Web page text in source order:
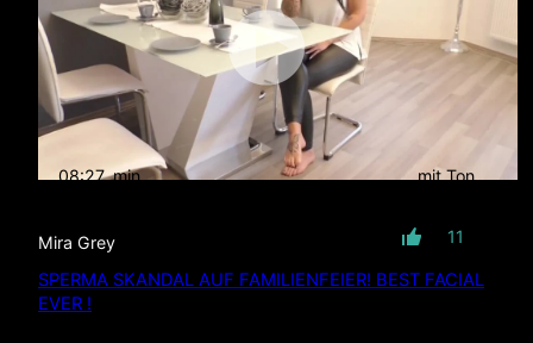
08:27 min mit Ton
Mira Grey 11
SPERMA SKANDAL AUF FAMILIENFEIER! BEST FACIAL
EVER !